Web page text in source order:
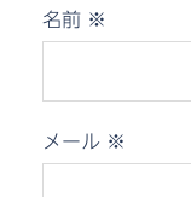
名前 ※
メール ※